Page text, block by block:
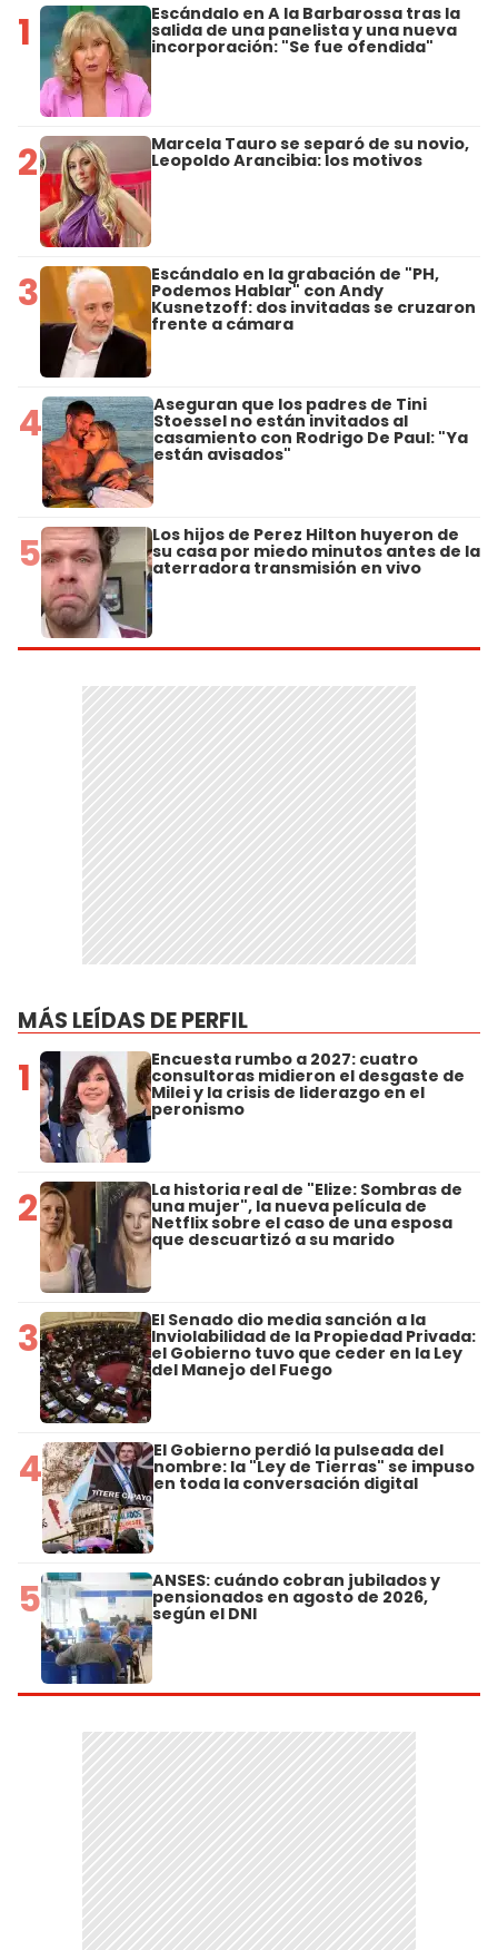
1 Escándalo en A la Barbarossa tras la
salida de una panelista y una nueva
incorporación: "Se fue ofendida"
2 Marcela Tauro se separó de su novio,
Leopoldo Arancibia: los motivos
3 Escándalo en la grabación de "PH,
Podemos Hablar" con Andy
Kusnetzoff: dos invitadas se cruzaron
frente a cámara
4 Aseguran que los padres de Tini
Stoessel no están invitados al
casamiento con Rodrigo De Paul: "Ya
están avisados"
5 Los hijos de Perez Hilton huyeron de
su casa por miedo minutos antes de la
aterradora transmisión en vivo
MÁS LEÍDAS DE PERFIL
1 Encuesta rumbo a 2027: cuatro
consultoras midieron el desgaste de
Milei y la crisis de liderazgo en el
peronismo
2 La historia real de "Elize: Sombras de
una mujer", la nueva película de
Netflix sobre el caso de una esposa
que descuartizó a su marido
3 El Senado dio media sanción a la
Inviolabilidad de la Propiedad Privada:
el Gobierno tuvo que ceder en la Ley
del Manejo del Fuego
4 El Gobierno perdió la pulseada del
nombre: la "Ley de Tierras" se impuso
en toda la conversación digital
5 ANSES: cuándo cobran jubilados y
pensionados en agosto de 2026,
según el DNI